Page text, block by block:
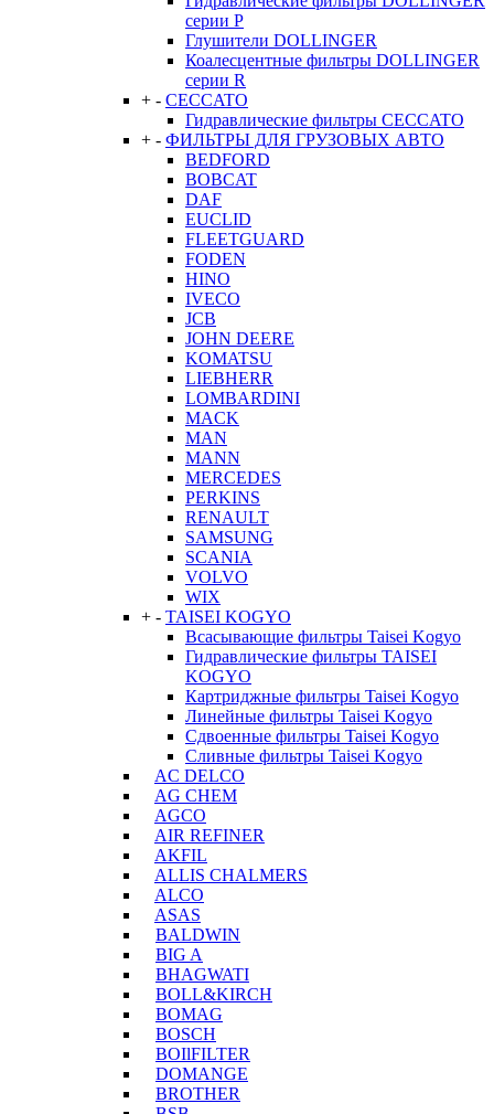
серии P
Глушители DOLLINGER
Коалесцентные фильтры DOLLINGER
серии R
+ - CECCATO
Гидравлические фильтры CECCATO
+ - ФИЛЬТРЫ ДЛЯ ГРУЗОВЫХ АВТО
BEDFORD
BOBCAT
DAF
EUCLID
FLEETGUARD
FODEN
HINO
IVECO
JCB
JOHN DEERE
KOMATSU
LIEBHERR
LOMBARDINI
MACK
MAN
MANN
MERCEDES
PERKINS
RENAULT
SAMSUNG
SCANIA
VOLVO
WIX
+ - TAISEI KOGYO
Всасывающие фильтры Taisei Kogyo
Гидравлические фильтры TAISEI
KOGYO
Картриджные фильтры Taisei Kogyo
Линейные фильтры Taisei Kogyo
Сдвоенные фильтры Taisei Kogyo
Сливные фильтры Taisei Kogyo
AC DELCO
AG CHEM
AGCO
AIR REFINER
AKFIL
ALLIS CHALMERS
ALCO
ASAS
BALDWIN
BIG A
BHAGWATI
BOLL&KIRCH
BOMAG
BOSCH
BOIlFILTER
DOMANGE
BROTHER